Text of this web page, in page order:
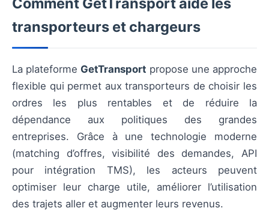
Comment GetTransport aide les
transporteurs et chargeurs
La plateforme GetTransport propose une approche
flexible qui permet aux transporteurs de choisir les
ordres les plus rentables et de réduire la
dépendance aux politiques des grandes
entreprises. Grâce à une technologie moderne
(matching d’offres, visibilité des demandes, API
pour intégration TMS), les acteurs peuvent
optimiser leur charge utile, améliorer l’utilisation
des trajets aller et augmenter leurs revenus.